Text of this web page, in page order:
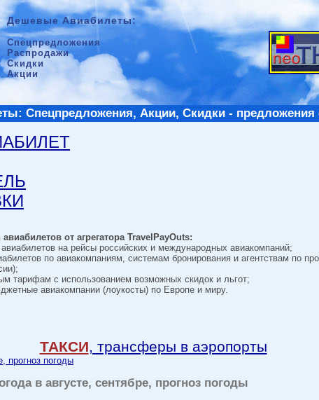
Дешевые Авиабилеты:
Спецпредложения
Распродажи
Скидки
Акции
Спецпредложения, Акции, Скидки - предложения
от агрегатора TravelPayOuts:
на рейсы российских и международных авиакомпаний;
по авиакомпаниям, системам бронирования и агентствам по
тарифам с использованием возможных скидок и льгот;
авиакомпании (лоукосты) по Европе и миру.
ТАКСИ, трансферы в аэропорты
прогноз погоды
в августе, сентябре, прогноз погоды